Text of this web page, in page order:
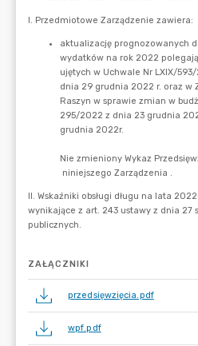
ZAŁĄCZNIKI
przedsięwzięcia.pdf
wpf.pdf